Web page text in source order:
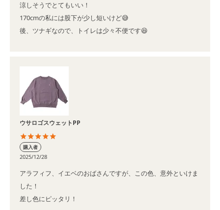
涼しそうでとてもいい！
170cmの私には股下が少し短いけど😅
後、ツナギなので、トイレは少々不便です😆
ウサロゴスウェットPP
購入者
2025/12/28
アラフィフ、イエベのおばさんですが、この色、意外といけま
した！